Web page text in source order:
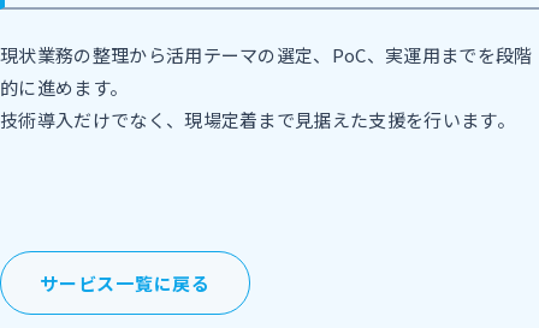
現状業務の整理から活用テーマの選定、PoC、実運用までを段階
的に進めます。
技術導入だけでなく、現場定着まで見据えた支援を行います。
サービス一覧に戻る